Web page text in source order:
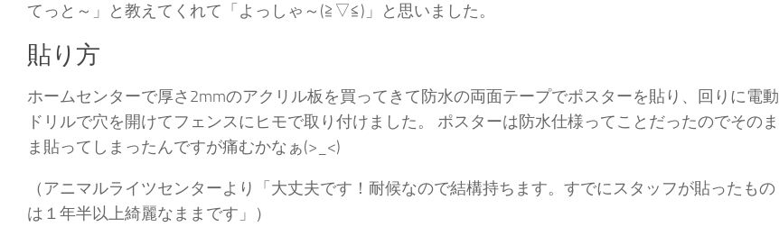
てっと～」と教えてくれて「よっしゃ～(≧▽≦)」と思いました。
貼り方
ホームセンターで厚さ2mmのアクリル板を買ってきて防水の両面テープでポスターを貼り、回りに電動
ドリルで穴を開けてフェンスにヒモで取り付けました。 ポスターは防水仕様ってことだったのでそのま
ま貼ってしまったんですが痛むかなぁ(>_<)
（アニマルライツセンターより「大丈夫です！耐候なので結構持ちます。すでにスタッフが貼ったもの
は１年半以上綺麗なままです」）